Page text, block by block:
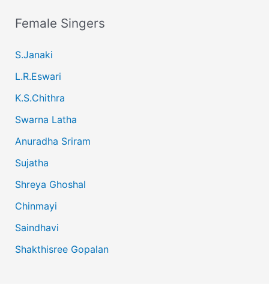
Female Singers
S.Janaki
L.R.Eswari
K.S.Chithra
Swarna Latha
Anuradha Sriram
Sujatha
Shreya Ghoshal
Chinmayi
Saindhavi
Shakthisree Gopalan